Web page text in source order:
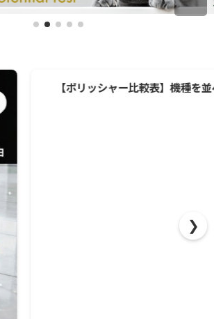
比較表】機種を並べて違いを明確に。
❯